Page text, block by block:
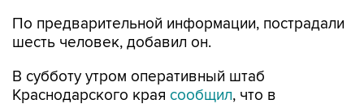
По предварительной информации, пострадали
шесть человек, добавил он.
В субботу утром оперативный штаб
Краснодарского края сообщил, что в